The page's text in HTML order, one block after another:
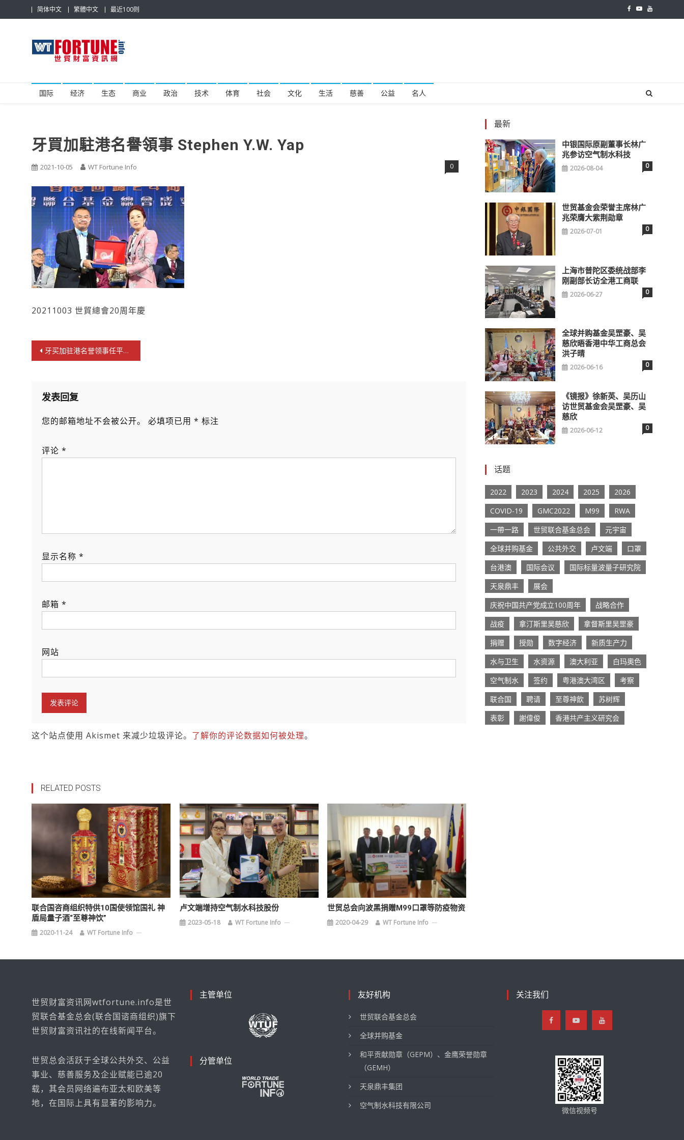
to
简体中文 繁體中文 最近100则
国际 经济 生态 商业 政治 技术 体育 社会 文化 生活 慈善 公益 名人
牙買加駐港名譽領事 Stephen Y.W. Yap
2021-10-05 WT Fortune Info 0
20211003 世貿總會20周年慶
文
章
航
牙买加驻港名誉领事任平行空间元宇宙联盟顾问
发表回复
您的邮箱地址不会被公开。 必填项已用 * 标注
评论 *
显示名称 *
邮箱 *
网站
这个站点使用 Akismet 来减少垃圾评论。 了解你的评论数据如何被处理。
RELATED POSTS
联合国咨商组织特供10国使领馆国礼 神
盾局量子酒“至尊神饮”
2020-11-24 WT Fortune Info
卢文端增持空气制水科技股份
2023-05-18 WT Fortune Info
世贸总会向波黑捐赠M99口罩等防疫物资
2020-04-29 WT Fortune Info
最新
中银国际原副董事长林广
兆参访空气制水科技
2026-08-04 0
世贸基金会荣誉主席林广
兆荣膺大紫荆勋章
2026-07-01 0
上海市普陀区委统战部李
刚副部长访全港工商联
2026-06-27 0
全球并购基金吴罡豪、吴
慈欣晤香港中华工商总会
洪子晴
2026-06-16 0
《镜报》徐新英、吴历山
访世贸基金会吴罡豪、吴
慈欣
2026-06-12 0
话题
2022 2023 2024 2025
2026
COVID-19
GMC2022 M99
RWA
一帶一路
世贸联合基金总会
元宇宙
全球并购基金
公共外交 卢文端
口罩
台港澳
国际会议
国际标量波量子研究院
天泉鼎丰
展会
庆祝中国共产党成立100周年
战略合作
战疫
拿汀斯里吴慈欣
拿督斯里吴罡豪
捐赠
授勋 数字经济
新质生产力
水与卫生
水资源 澳大利亚
白玛奧色
空气制水
签约 粤港澳大湾区
考察
联合国
聘请 至尊神飲
苏树辉
表彰
謝偉俊 香港共产主义研究会
世贸财富资讯网wtfortune.info是世
贸联合基金总会(联合国谘商组织)旗下
世贸财富资讯社的在线新闻平台。
世贸总会活跃于全球公共外交、公益
事业、慈善服务及企业赋能已逾20
载，其会员网络遍布亚太和欧美等
地，在国际上具有显著的影响力。
主管单位
分管单位
友好机构
世贸联合基金总会
全球并购基金
和平贡献勋章（GEPM）、金鹰荣誉勋章
（GEMH）
天泉鼎丰集团
空气制水科技有限公司
关注我们
微信视频号